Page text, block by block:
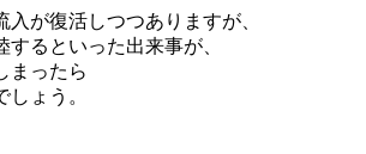
が復活しつつありますが、
るといった出来事が、
まったら
ょう。